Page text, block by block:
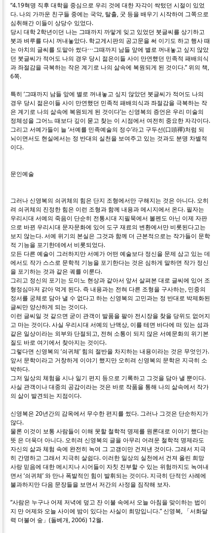
“4.19혁명 직후 대학을 중심으로 우리 것에 대한 자각이 싹텄던 시절이 있었
다. 나의 가까운 친구들 중에는 국악, 탈출, 굿 등을 배우기 시작하여 그쪽으로
심취해간 이들이 상당수 있었다.
당시 대학 2학년이던 나는 그때까지 까맣게 잊고 있었던 붓글씨를 상기하고
붓과 벼루를 다시 꺼내놓았다. 학교게시판의 공고문을 써 이기도 하고 행사 때
는 아치의 글씨를 도맡아 썼다⋯그때까지 남들 앞에 별로 꺼내놓고 싶지 않았
던 붓글씨가 적어도 나의 경우 당시 젊은이들 사이 만연했던 민족적 패배의식
과 좌절감을 극복하는 작은 계기로 나의 삶속에 복원되게 된 것이다.” 위의 책,
6쪽.
특히 ‘그때까지 남들 앞에 별로 꺼내놓고 싶지 않았던 붓글씨가 적어도 나의
경우 당시 젊은이들 사이 만연했던 민족적 패배의식과 좌절감을 극복하는 작
은 계기로 나의 삶속에 복원되게 된 것이다’는 신영복의 증언은 우리 미술의
정체성을 그어느 때보다 깊이 묻고 찾는 이 시점에서 여전히 중요한 자각이다.
그리고 서예가들이 늘 ‘서예를 민족예술의 정수’라고 구두선(口頭禪)처럼 되
뇌이면서도 현실에서는 정 반대의 실천을 보여주고 있는 것과도 분명 차별적
이다.
문인예술
그러나 신영복의 쇠귀체의 힘은 단지 조형에서만 구해지는 것은 아니다. 오히
려 쇠귀체의 진정한 힘은 이런 조형과 함께 내용과 메시지에서 온다. 필자는
우리시대 서예의 죽음이 단순히 전통시대 지필묵에서 볼펜도 아닌 이제 자판
으로 바뀐 우리시대 문자문화에 있어 도구 재료의 변환에서만 비롯된다고는
보지 않는다. 서예 위기의 본실은 그것과 함께 더 근본적으로는 작가들이 문학
적 기능을 포기한데에서 비롯되었다.
모든 다른 예술이 그러하지만 서예가 어떤 예술보다 정신을 문제 삼고 있는 데
에서도 작가 스스로 문학적 기능을 포기한다는 것은 심하게 말하면 작가 정신
을 포기하는 것과 같은 궤를 이룬다.
그리고 정신의 포기는 도미노 현상과 같아서 앞서 살펴본 대로 글씨에 있어 조
형정심마저 갉아 먹게 된다. 즉 내용과는 전혀 다른 조형을 구사하는, 민중의
정서를 궁체로 담아 낼 수 없다고 하는 신영복의 고민과는 정 반대로 박제화된
글씨만 양산하게 되는 것이다.
이런 글씨일 것 같으면 굳이 관객이 발품을 팔아 전시장을 찾을 당위도 없어지
고 마는 것이다. 사실 우리시대 서예의 난맥상, 이를 테면 바다에 떠 있는 섬과
같은 일상이라는 외부와 단절되고, 전혀 소통이 되지 않은 서예문화의 위기본
질도 바로 여기에서 찾아지는 것이다.
그렇다면 신영복의 ‘쇠귀체’ 힘의 절반을 차지하는 내용이라는 것은 무엇인가.
앞서 문학이라고 거창하게 이야기 했지만 오히려 신영복의 문학은 지극히 소
박하다.
그저 일상의 체험을 시나 일기 편지 등으로 기록하고 그것을 담아 낼 뿐이다.
사실 관객이나 대중의 공감이라는 것은 바로 작품을 통해 나의 삶속에서 작가
의 삶이 발견되는 지점이다.
신영복은 20년간의 감옥에서 무수한 편지를 썼다. 그러나 그것은 단순하지가
않다.
물론 이것이 보통 사람들이 이해 못할 철학적 명제를 원론대로 이야기 했다는
뜻 은 더욱더 아니다. 오히려 신영복의 글을 아무리 어려운 철학적 명제라도
자신의 삶과 체험 속에 완전히 녹여 그 고갱이만 건져낸 것이다. 그래서 지극
히 간명하고 그래서 지극히 살쉽다. 이러한 일상의 실천에서 건져 올린 희망
사랑 믿음에 대한 메시지나 시어들이 자칫 진부할 수 있는 위험까지도 녹여내
면서 ‘쇠귀체’ 와 만나 폭발적인 힘이 발휘되는 것이다. 지극히 단적인 사례에
불과하지만 다음 문장들을 보면서 저간의 사정을 짐작해 보자.
“사람은 누구나 어제 저녁에 덮고 잔 이불 속에서 오늘 아침을 맞이하는 법이
지 만 어제와 오늘 사이에 밤이 있다는 사실이 희망입니다.” 신영복, 「서화달
력 더불어 숲」(돌베개, 2006) 12월.